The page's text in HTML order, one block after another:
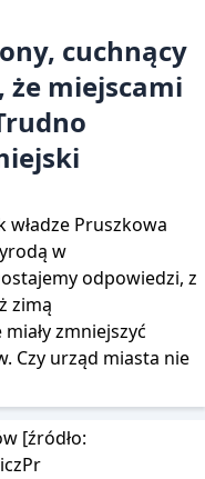
cuchnący
miejscami
Pruszkowa
w
odpowiedzi, z
zimą
zmniejszyć
Czy urząd miasta nie